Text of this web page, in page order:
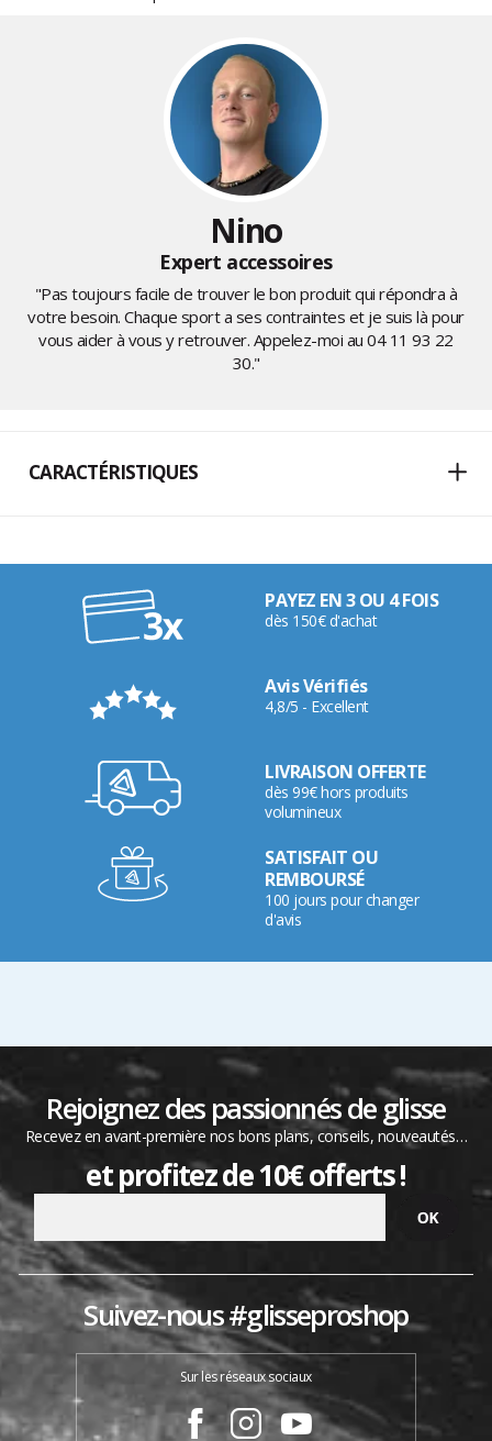
Nino
Expert accessoires
"Pas toujours facile de trouver le bon produit qui répondra à
votre besoin. Chaque sport a ses contraintes et je suis là pour
vous aider à vous y retrouver. Appelez-moi au04 11 93 22
30."
CARACTÉRISTIQUES
PAYEZ EN 3 OU 4 FOIS
dès 150€ d'achat
Avis Vérifiés
4,8/5 - Excellent
LIVRAISON OFFERTE
dès 99€ hors produits
volumineux
SATISFAIT OU
REMBOURSÉ
100 jours pour changer
d'avis
Rejoignez des passionnés de glisse
Recevez en avant-première nos bons plans, conseils, nouveautés…
et profitez de 10€ offerts !
Suivez-nous #glisseproshop
Sur les réseaux sociaux